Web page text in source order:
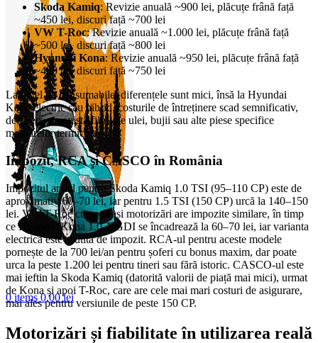
0items 0,00lei
Skoda Kamiq: Revizie anuală ~900 lei, plăcuțe frână față
~450 lei, discuri față ~700 lei
VW T-Roc: Revizie anuală ~1.000 lei, plăcuțe frână față
~500 lei, discuri față ~800 lei
Hyundai Kona: Revizie anuală ~950 lei, plăcuțe frână față
~480 lei, discuri față ~750 lei
La nivel de consumabile, diferențele sunt mici, însă la Hyundai
Kona electric sau hibrid, costurile de întreținere scad semnificativ,
deoarece nu există filtru de ulei, bujii sau alte piese specifice
motoarelor termice.
Impozit, RCA și CASCO în România
Impozitul anual pentru Skoda Kamiq 1.0 TSI (95–110 CP) este de
aproximativ 60–70 lei, iar pentru 1.5 TSI (150 CP) urcă la 140–150
lei. VW T-Roc cu aceleași motorizări are impozite similare, în timp
ce Hyundai Kona 1.0 T-GDI se încadrează la 60–70 lei, iar varianta
electrică este scutită de impozit. RCA-ul pentru aceste modele
pornește de la 700 lei/an pentru șoferi cu bonus maxim, dar poate
urca la peste 1.200 lei pentru tineri sau fără istoric. CASCO-ul este
mai ieftin la Skoda Kamiq (datorită valorii de piață mai mici), urmat
de Kona și apoi T-Roc, care are cele mai mari costuri de asigurare,
mai ales pentru versiunile de peste 150 CP.
Motorizări și fiabilitate în utilizarea reală